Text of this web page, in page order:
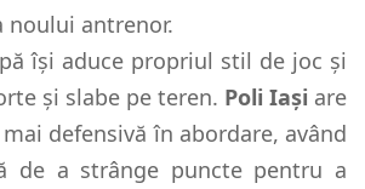
noului antrenor.
își aduce propriul stil de joc și
și slabe pe teren. Poli Iași are
defensivă în abordare, având
de a strânge puncte pentru a